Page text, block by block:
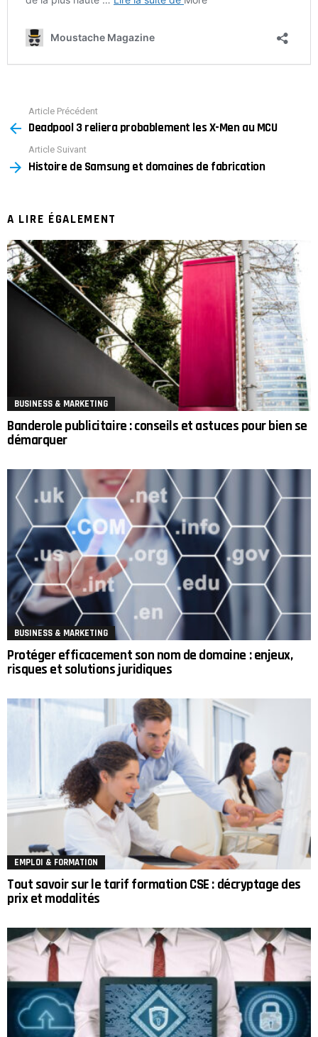
more
Article Précédent
Deadpool 3 reliera probablement les X-Men au MCU
Article Suivant
Histoire de Samsung et domaines de fabrication
A LIRE ÉGALEMENT
BUSINESS & MARKETING
Banderole publicitaire : conseils et astuces pour bien se
démarquer
BUSINESS & MARKETING
Protéger efficacement son nom de domaine : enjeux,
risques et solutions juridiques
EMPLOI & FORMATION
Tout savoir sur le tarif formation CSE : décryptage des
prix et modalités